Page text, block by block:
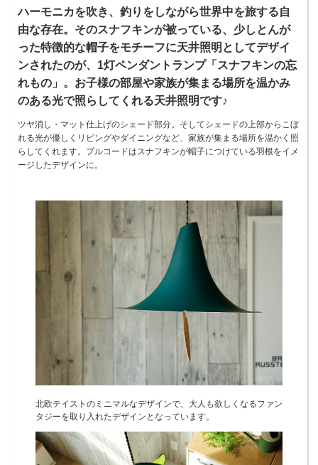
ハーモニカを吹き、釣りをしながら世界中を旅する自
由な存在。そのスナフキンが被っている、少しとんが
った特徴的な帽子をモチーフに天井照明としてデザイ
ンされたのが、1灯ペンダントランプ「スナフキンの忘
れもの」。お子様の部屋や家族が集まる場所を温かみ
のある光で照らしてくれる天井照明です♪
ツヤ消し・マット仕上げのシェード部分。そしてシェードの上部からこぼ
れる光が優しくリビングやダイニングなど、家族が集まる場所を温かく照
らしてくれます。プルコードはスナフキンが帽子につけている羽根をイメ
ージしたデザインに。
北欧テイストのミニマルなデザインで、大人も欲しくなるファン
タジーを取り入れたデザインとなっています。